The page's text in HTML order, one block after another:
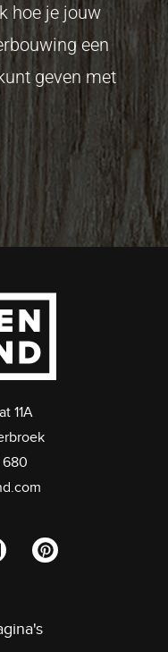
hoe je jouw
een
geven met
11A
680